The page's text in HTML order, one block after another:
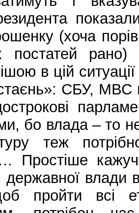
(хоча
постатей
в цій
СБУ, МВС
бо влада – то
теж
Простіше
державної влади
пройти всі